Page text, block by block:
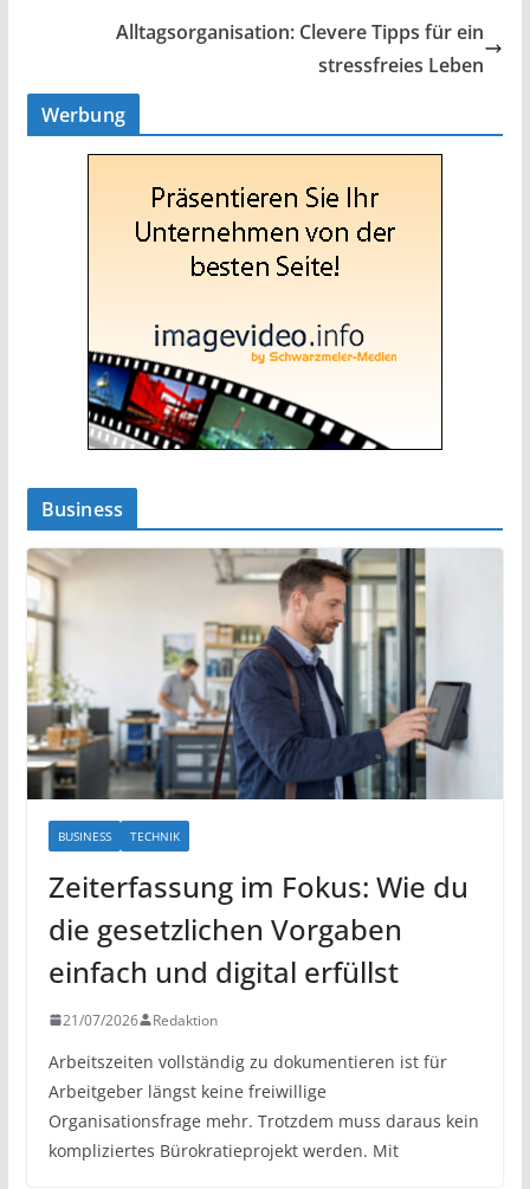
Alltagsorganisation: Clevere Tipps für ein
stressfreies Leben
Werbung
Business
BUSINESS TECHNIK
Zeiterfassung im Fokus: Wie du
die gesetzlichen Vorgaben
einfach und digital erfüllst
21/07/2026 Redaktion
Arbeitszeiten vollständig zu dokumentieren ist für
Arbeitgeber längst keine freiwillige
Organisationsfrage mehr. Trotzdem muss daraus kein
kompliziertes Bürokratieprojekt werden. Mit